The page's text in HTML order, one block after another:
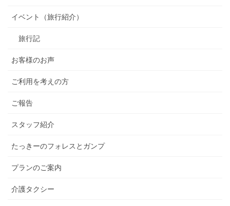
イベント（旅行紹介）
旅行記
お客様のお声
ご利用を考えの方
ご報告
スタッフ紹介
たっきーのフォレスとガンプ
プランのご案内
介護タクシー